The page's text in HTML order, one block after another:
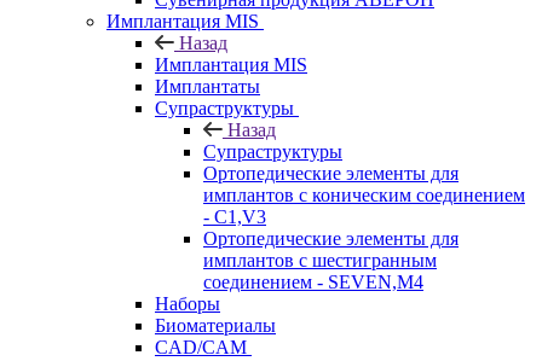
Имплантация MIS
Назад
Имплантация MIS
Имплантаты
Супраструктуры
Назад
Супраструктуры
Ортопедические элементы для
имплантов с коническим соединением
- C1,V3
Ортопедические элементы для
имплантов с шестигранным
соединением - SEVEN,M4
Наборы
Биоматериалы
CAD/CAM